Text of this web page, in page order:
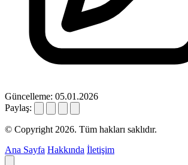
Güncelleme: 05.01.2026
Paylaş:
© Copyright 2026. Tüm hakları saklıdır.
Ana Sayfa Hakkında İletişim